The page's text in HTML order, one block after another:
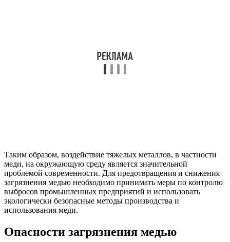
Таким образом, воздействие тяжелых металлов, в частности
меди, на окружающую среду является значительной
проблемой современности. Для предотвращения и снижения
загрязнения медью необходимо принимать меры по контролю
выбросов промышленных предприятий и использовать
экологически безопасные методы производства и
использования меди.
Опасности загрязнения медью